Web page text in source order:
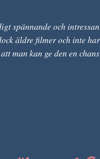
spännande och
äldre filmer och inte
man kan ge den en